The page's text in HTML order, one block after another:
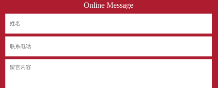
Online Message